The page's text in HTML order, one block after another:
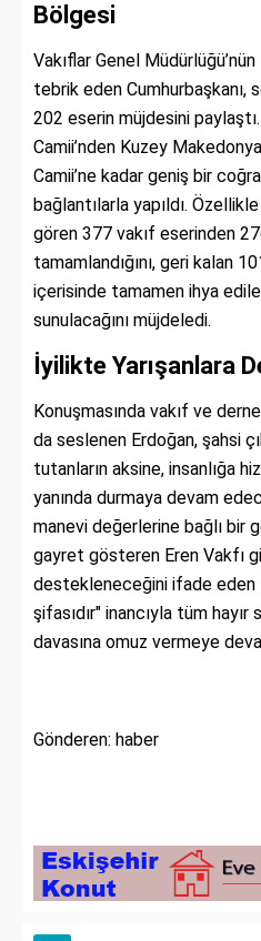
Bölgesi
Vakıflar Genel
tebrik eden Cumhurbaşkanı,
202 eserin müjdesini
Camii’nden Kuzey
Camii’ne kadar geniş bir
bağlantılarla yapıldı.
gören 377 vakıf eserinden
tamamlandığını, geri kalan
içerisinde tamamen ihya
sunulacağını müjdeledi.
İyilikte Yarışanlara
Konuşmasında vakıf ve
da seslenen Erdoğan, şahsi
tutanların aksine, insanlığa
yanında durmaya devam
manevi değerlerine bağlı bir
gayret gösteren Eren Vakfı
destekleneceğini ifade eden
şifasıdır" inancıyla tüm hayır
davasına omuz vermeye
Gönderen: haber